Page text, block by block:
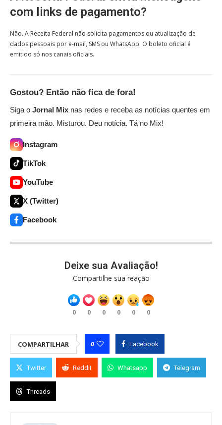
com links de pagamento?
Não. A Receita Federal não solicita pagamentos ou atualização de
dados pessoais por e-mail, SMS ou WhatsApp. O boleto oficial é
emitido só nos canais oficiais.
Gostou? Então não fica de fora!
Siga o Jornal Mix nas redes e receba as notícias quentes em
primeira mão. Misturou. Deu notícia. Tá no Mix!
Instagram
TikTok
YouTube
X (Twitter)
Facebook
Deixe sua Avaliação!
Compartilhe sua reação
0 0 0 0 0 0
COMPARTILHAR 0 Facebook
Twitter Reddit Whatsapp Telegram
Threads